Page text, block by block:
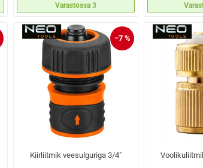
Varastossa 3
−7 %
Kiirliitmik veesulguriga 3/4"